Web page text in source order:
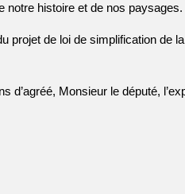
notre histoire et de nos paysages.
projet de loi de simplification de
d’agréé, Monsieur le député,